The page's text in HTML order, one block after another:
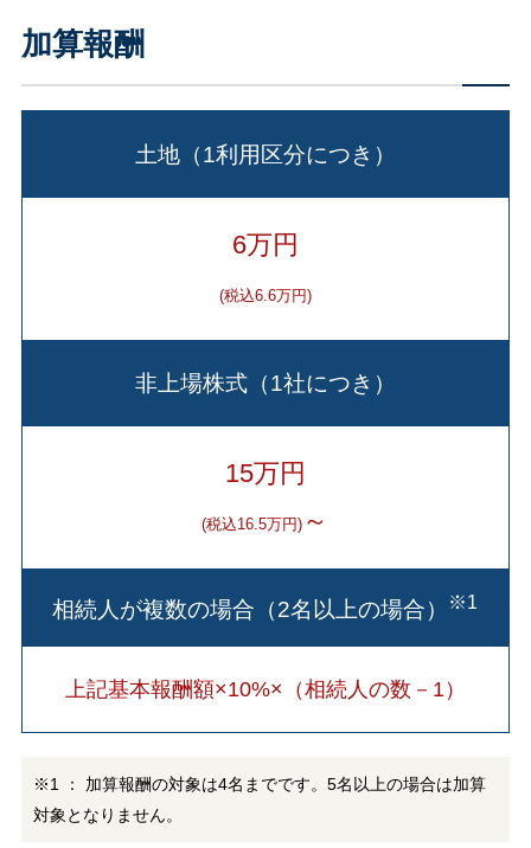
加算報酬
土地（1利用区分につき）
6万円
(税込6.6万円)
非上場株式（1社につき）
15万円
(税込16.5万円) ～
相続人が複数の場合（2名以上の場合） ※1
上記基本報酬額×10%×（相続人の数－1）
※1 ： 加算報酬の対象は4名までです。5名以上の場合は加算
対象となりません。